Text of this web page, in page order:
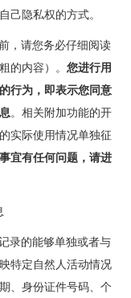
己隐私权的方式。
，请您务必仔细阅读
的内容）。您进行用
行为，即表示您同意
。相关附加功能的开
实际使用情况单独征
宜有任何问题，请进
录的能够单独或者与
特定自然人活动情况
、身份证件号码、个